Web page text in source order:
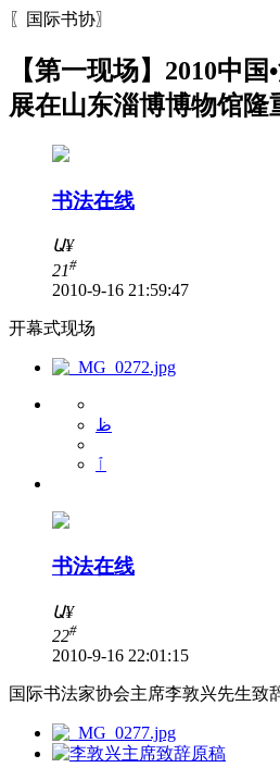
〖国际书协〗
【第一现场】2010中
展在山东淄博博物馆隆
书法在线
Ա¥
21#
2010-9-16 21:59:47
开幕式现场
ظ
ٱ
书法在线
Ա¥
22#
2010-9-16 22:01:15
国际书法家协会主席李敦兴先生致